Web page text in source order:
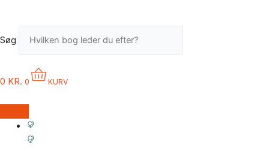
Søg
0 KR. 0 KURV